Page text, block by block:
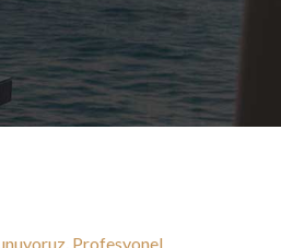
Profesyonel